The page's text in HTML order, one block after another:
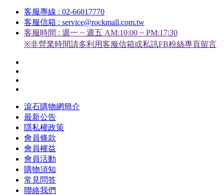
客服專線 : 02-66017770
客服信箱 : service@rockmall.com.tw
客服時間 : 週一 ~ 週五 AM:10:00 ~ PM:17:30
※非營業時間請多利用客服信箱或私訊FB粉絲專頁留言
滾石購物網簡介
最新公告
隱私權政策
會員條款
會員權益
會員活動
購物須知
常見問答
聯絡我們